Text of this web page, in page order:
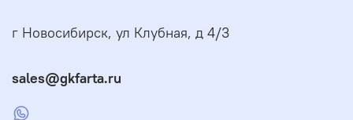
г Новосибирск, ул Клубная, д 4/3
sales@gkfarta.ru